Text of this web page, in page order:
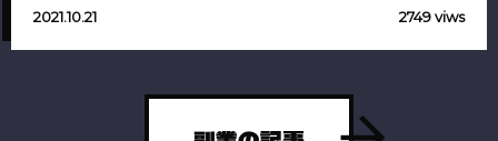
2021.10.21 2749 viws